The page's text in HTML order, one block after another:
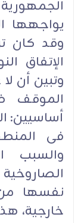
یواجهها
وقد کان
الإتفاق
وتبین أن
الموقف
أساسیین:
فی
والسبب
نفسها
خارجیة،